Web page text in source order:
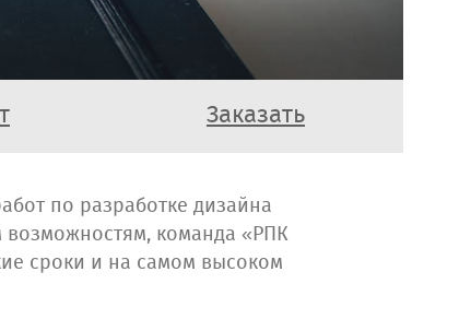
Заказать
по разработке дизайна
команда «РПК
сроки и на самом высоком